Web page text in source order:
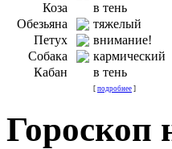
Коза
в тень
Обезьяна
тяжелый
Петух
внимание!
Собака
кармический
Кабан
в тень
[ подробнее ]
Гороскоп